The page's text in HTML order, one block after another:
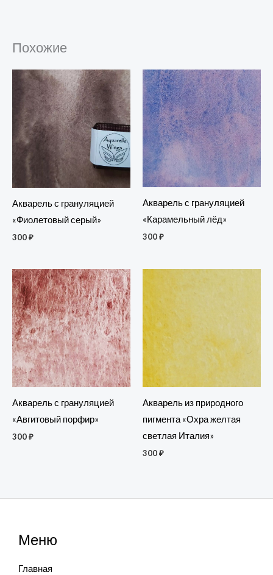
Похожие
Акварель с грануляцией
«Фиолетовый серый»
300₽
Акварель с грануляцией
«Карамельный лёд»
300₽
Акварель с грануляцией
«Авгитовый порфир»
300₽
Акварель из природного
пигмента «Охра желтая
светлая Италия»
300₽
Меню
Главная